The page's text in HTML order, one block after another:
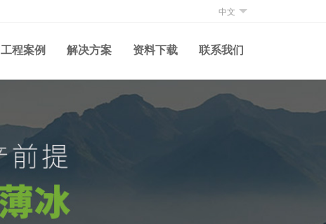
中文
工程案例 解决方案 资料下载 联系我们